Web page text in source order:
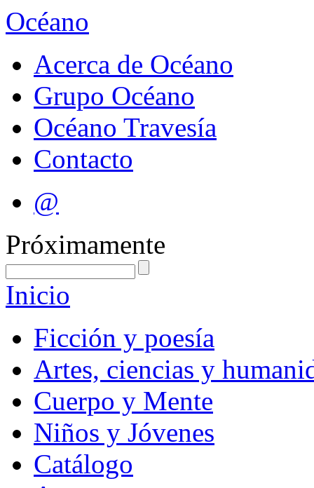
Océano
Acerca de Océano
Grupo Océano
Océano Travesía
Contacto
@
Próximamente
Inicio
Ficción y poesía
Artes, ciencias y
Cuerpo y Mente
Niños y Jóvenes
Catálogo